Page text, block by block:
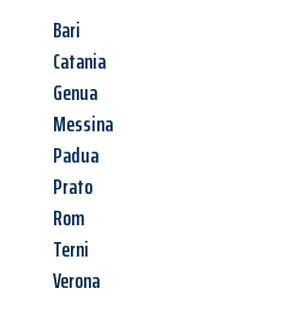
Bari
Catania
Genua
Messina
Padua
Prato
Rom
Terni
Verona